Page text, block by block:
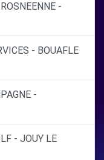
-
- BOUAFLE
-
- JOUY LE